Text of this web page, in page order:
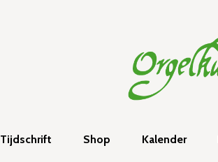
Tijdschrift Shop Kalender